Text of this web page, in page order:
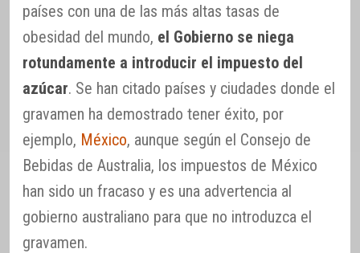
países con una de las más altas tasas de
obesidad del mundo, el Gobierno se niega
rotundamente a introducir el impuesto del
azúcar. Se han citado países y ciudades donde el
gravamen ha demostrado tener éxito, por
ejemplo, México, aunque según el Consejo de
Bebidas de Australia, los impuestos de México
han sido un fracaso y es una advertencia al
gobierno australiano para que no introduzca el
gravamen.